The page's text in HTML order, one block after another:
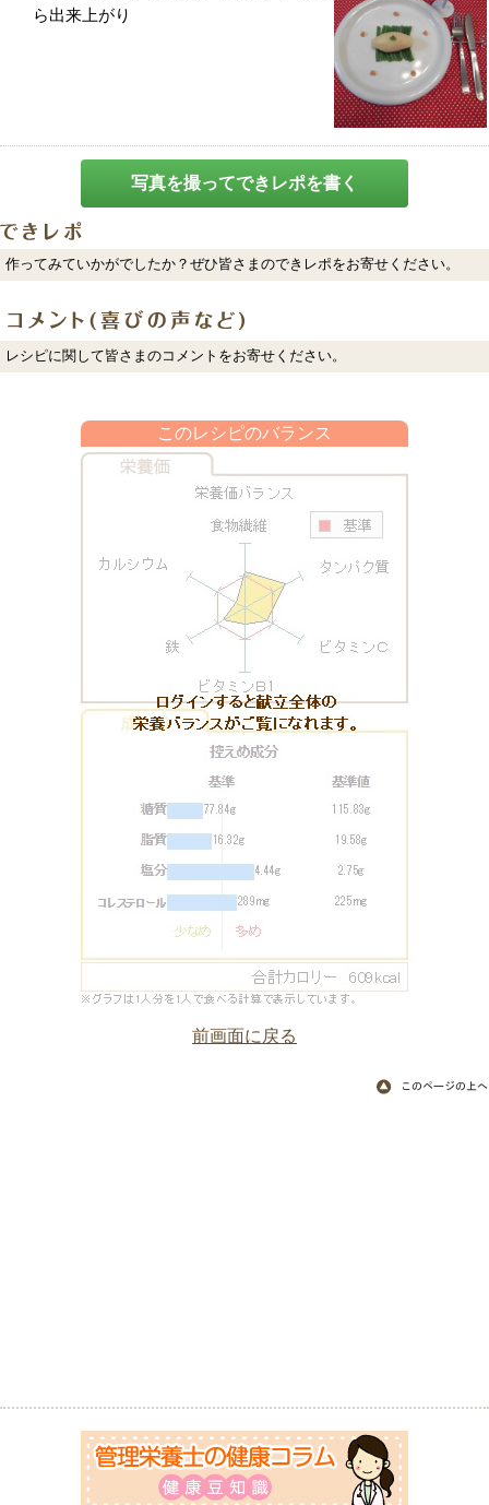
ら出来上がり
写真を撮ってできレポを書く
作ってみていかがでしたか？ぜひ皆さまのできレポをお寄せください。
レシピに関して皆さまのコメントをお寄せください。
このレシピのバランス
前画面に戻る